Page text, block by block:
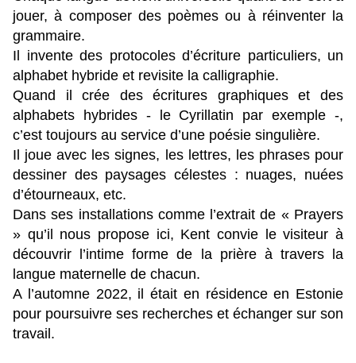
jouer, à composer des poèmes ou à réinventer la
grammaire.
Il invente des protocoles d’écriture particuliers, un
alphabet hybride et revisite la calligraphie.
Quand il crée des écritures graphiques et des
alphabets hybrides - le Cyrillatin par exemple -,
c’est toujours au service d’une poésie singulière.
Il joue avec les signes, les lettres, les phrases pour
dessiner des paysages célestes : nuages, nuées
d’étourneaux, etc.
Dans ses installations comme l’extrait de « Prayers
» qu’il nous propose ici, Kent convie le visiteur à
découvrir l’intime forme de la prière à travers la
langue maternelle de chacun.
A l’automne 2022, il était en résidence en Estonie
pour poursuivre ses recherches et échanger sur son
travail.